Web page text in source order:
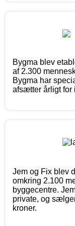
Bygma blev
af 2.300
Bygma har
afsætter årligt for
Jem og Fix blev
omkring 2.100
byggecentre.
private, og
kroner.